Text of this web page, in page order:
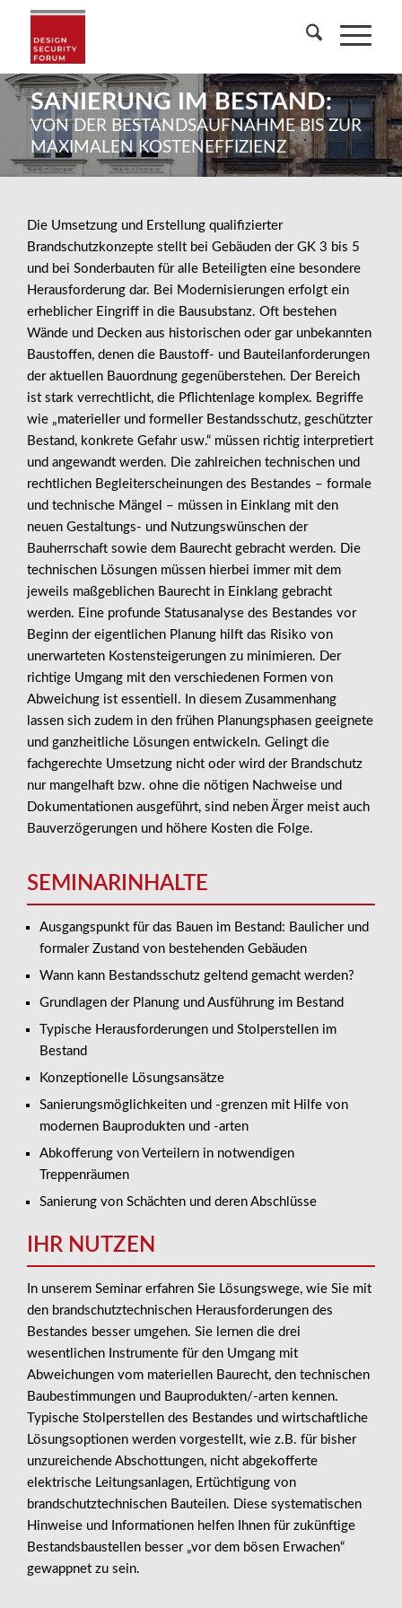
SANIERUNG IM BESTAND:
VON DER BESTANDSAUFNAHME BIS ZUR
MAXIMALEN KOSTENEFFIZIENZ
Die Umsetzung und Erstellung qualifizierter
Brandschutzkonzepte stellt bei Gebäuden der GK 3 bis 5
und bei Sonderbauten für alle Beteiligten eine besondere
Herausforderung dar. Bei Modernisierungen erfolgt ein
erheblicher Eingriff in die Bausubstanz. Oft bestehen
Wände und Decken aus historischen oder gar unbekannten
Baustoffen, denen die Baustoff- und Bauteilanforderungen
der aktuellen Bauordnung gegenüberstehen. Der Bereich
ist stark verrechtlicht, die Pflichtenlage komplex. Begriffe
wie „materieller und formeller Bestandsschutz, geschützter
Bestand, konkrete Gefahr usw.“ müssen richtig interpretiert
und angewandt werden. Die zahlreichen technischen und
rechtlichen Begleiterscheinungen des Bestandes – formale
und technische Mängel – müssen in Einklang mit den
neuen Gestaltungs- und Nutzungswünschen der
Bauherrschaft sowie dem Baurecht gebracht werden. Die
technischen Lösungen müssen hierbei immer mit dem
jeweils maßgeblichen Baurecht in Einklang gebracht
werden. Eine profunde Statusanalyse des Bestandes vor
Beginn der eigentlichen Planung hilft das Risiko von
unerwarteten Kostensteigerungen zu minimieren. Der
richtige Umgang mit den verschiedenen Formen von
Abweichung ist essentiell. In diesem Zusammenhang
lassen sich zudem in den frühen Planungsphasen geeignete
und ganzheitliche Lösungen entwickeln. Gelingt die
fachgerechte Umsetzung nicht oder wird der Brandschutz
nur mangelhaft bzw. ohne die nötigen Nachweise und
Dokumentationen ausgeführt, sind neben Ärger meist auch
Bauverzögerungen und höhere Kosten die Folge.
SEMINARINHALTE
Ausgangspunkt für das Bauen im Bestand: Baulicher und
formaler Zustand von bestehenden Gebäuden
Wann kann Bestandsschutz geltend gemacht werden?
Grundlagen der Planung und Ausführung im Bestand
Typische Herausforderungen und Stolperstellen im
Bestand
Konzeptionelle Lösungsansätze
Sanierungsmöglichkeiten und -grenzen mit Hilfe von
modernen Bauprodukten und -arten
Abkofferung von Verteilern in notwendigen
Treppenräumen
Sanierung von Schächten und deren Abschlüsse
IHR NUTZEN
In unserem Seminar erfahren Sie Lösungswege, wie Sie mit
den brandschutztechnischen Herausforderungen des
Bestandes besser umgehen. Sie lernen die drei
wesentlichen Instrumente für den Umgang mit
Abweichungen vom materiellen Baurecht, den technischen
Baubestimmungen und Bauprodukten/-arten kennen.
Typische Stolperstellen des Bestandes und wirtschaftliche
Lösungsoptionen werden vorgestellt, wie z.B. für bisher
unzureichende Abschottungen, nicht abgekofferte
elektrische Leitungsanlagen, Ertüchtigung von
brandschutztechnischen Bauteilen. Diese systematischen
Hinweise und Informationen helfen Ihnen für zukünftige
Bestandsbaustellen besser „vor dem bösen Erwachen“
gewappnet zu sein.